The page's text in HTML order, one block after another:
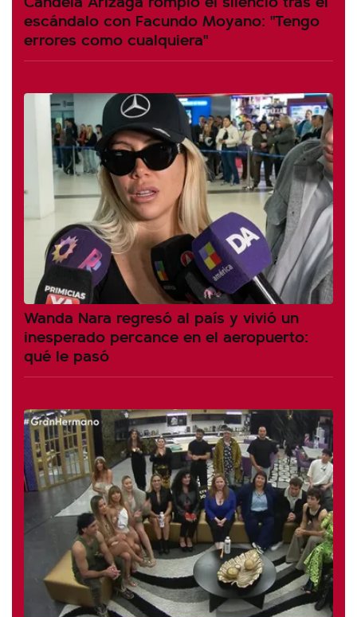
escándalo con Facundo Moyano: "Tengo
errores como cualquiera"
Wanda Nara regresó al país y vivió un
inesperado percance en el aeropuerto:
qué le pasó